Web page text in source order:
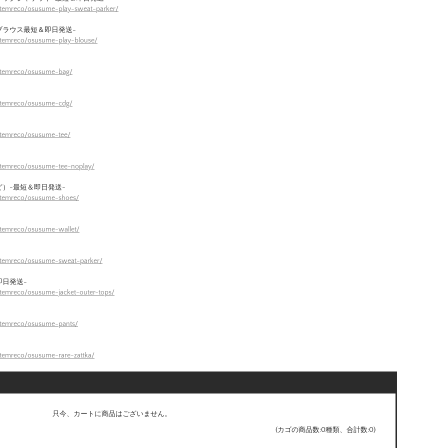
osusume-play-sweat-parker/
ウス最短＆即日発送-
osusume-play-blouse/
osusume-bag/
osusume-cdg/
osusume-tee/
osusume-tee-noplay/
）-最短＆即日発送-
osusume-shoes/
osusume-wallet/
osusume-sweat-parker/
日発送-
osusume-jacket-outer-tops/
osusume-pants/
osusume-rare-zattka/
只今、カートに商品はございません。
(カゴの商品数:0種類、合計数:0)